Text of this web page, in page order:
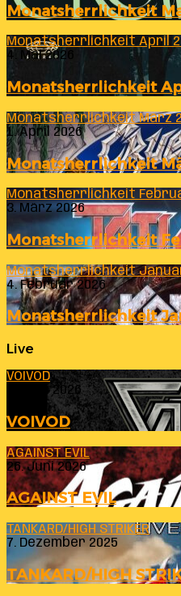
Monatsherrlichkeit
Monatsherrlichkeit April
4. Mai 2026
Monatsherrlichkeit
Monatsherrlichkeit März
1. April 2026
Monatsherrlichkeit
Monatsherrlichkeit
3. März 2026
Monatsherrlichkeit
Monatsherrlichkeit
4. Februar 2026
Monatsherrlichkeit
Live
VOIVOD
23. Juli 2026
VOIVOD
AGAINST EVIL
26. Juni 2026
AGAINST EVIL
TANKARD/HIGH STRIKER
7. Dezember 2025
TANKARD/HIGH